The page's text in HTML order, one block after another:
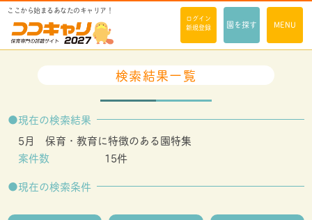
ここから始まるあなたのキャリア！
ログイン
新規登録
園を探す MENU
検索結果一覧
現在の検索結果
5月 保育・教育に特徴のある園特集
案件数
15件
現在の検索条件